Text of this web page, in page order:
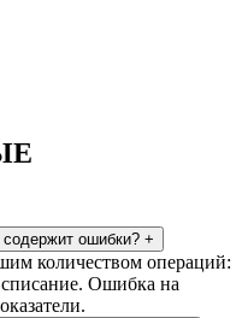
ошибки? +
количеством операций:
Ошибка на